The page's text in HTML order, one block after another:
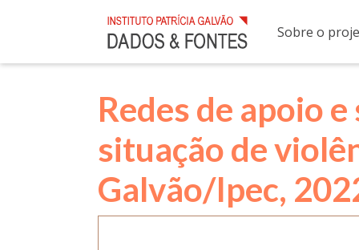
Sobre o
Redes de apoio
situação de
Galvão/Ipec,